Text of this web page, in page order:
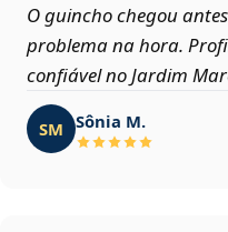
O guincho chegou
problema na hora.
confiável no Jardim
SM Sônia M.